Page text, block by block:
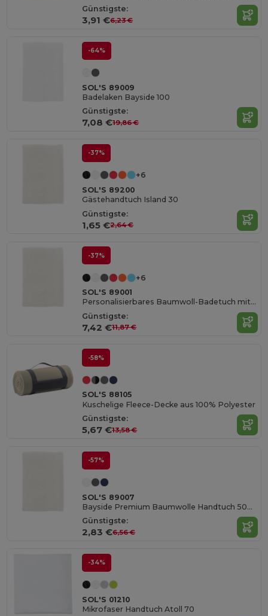
Günstigste:
3,91 €6,23 €
-64%
SOL'S 89009
Badelaken Bayside 100
Günstigste:
7,08 €19,86 €
-37%
+6
SOL'S 89200
Gästehandtuch Island 30
Günstigste:
1,65 €2,64 €
-37%
+6
SOL'S 89001
Personalisierbares Baumwoll-Badetuch mit Streifen
Günstigste:
7,42 €11,87 €
-58%
SOL'S 88105
Kuschelige Fleece-Decke aus 100% Polyester
Günstigste:
5,67 €13,58 €
-57%
SOL'S 89007
Bayside Premium Baumwolle Handtuch 500gsm
Günstigste:
2,83 €6,56 €
-34%
SOL'S 01210
Mikrofaser Handtuch Atoll 70